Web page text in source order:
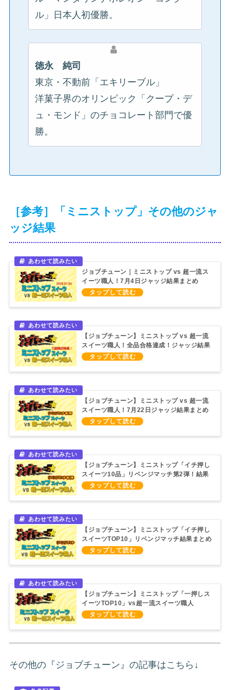
ル」日本人初優勝。
徳永 純司
東京・不動前「エキリーブル」
洋菓子界のオリンピック「クープ・デ
ュ・モンド」のチョコレート部門で優
勝。
［参考］「ミニストップ」その他のジャ
ッジ結果
ジョブチューン｜ミニストップ vs 超一流ス
イーツ職人！7月4日ジャッジ結果まとめ
（2026/7/4）
【ジョブチューン】ミニストップ vs 超一流
スイーツ職人！全品合格達成！ジャッジ結果
まとめ（2024/7/6）
【ジョブチューン】ミニストップ vs 超一流
スイーツ職人！7月22日ジャッジ結果まとめ
（2023/7/22）
【ジョブチューン】ミニストップ「イチ押し
スイーツ10品」リベンジマッチ第2弾！結果
まとめ（2022/8/27）
【ジョブチューン】ミニストップ「イチ押し
スイーツTOP10」リベンジマッチ結果まとめ
（2021/7/24）
【ジョブチューン】ミニストップ「一押しス
イーツTOP10」vs超一流スイーツ職人
（2020/8/8）
その他の『ジョブチューン』の記事はこちら↓